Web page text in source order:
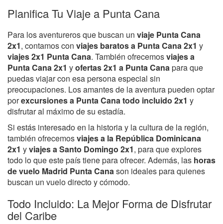
Planifica Tu Viaje a Punta Cana
Para los aventureros que buscan un viaje Punta Cana
2x1, contamos con viajes baratos a Punta Cana 2x1 y
viajes 2x1 Punta Cana. También ofrecemosviajes a
Punta Cana 2x1 yofertas 2x1 a Punta Canapara que
puedas viajar con esa persona especial sin
preocupaciones. Los amantes de la aventura pueden optar
porexcursiones a Punta Cana todo incluido 2x1 y
disfrutar al máximo de su estadía.
Si estás interesado en la historia y la cultura de la región,
también ofrecemosviajes a la República Dominicana
2x1 yviajes a Santo Domingo 2x1, para que explores
todo lo que este país tiene para ofrecer. Además, las horas
de vuelo Madrid Punta Canason ideales para quienes
buscan un vuelo directo y cómodo.
Todo Incluido: La Mejor Forma de Disfrutar
del Caribe